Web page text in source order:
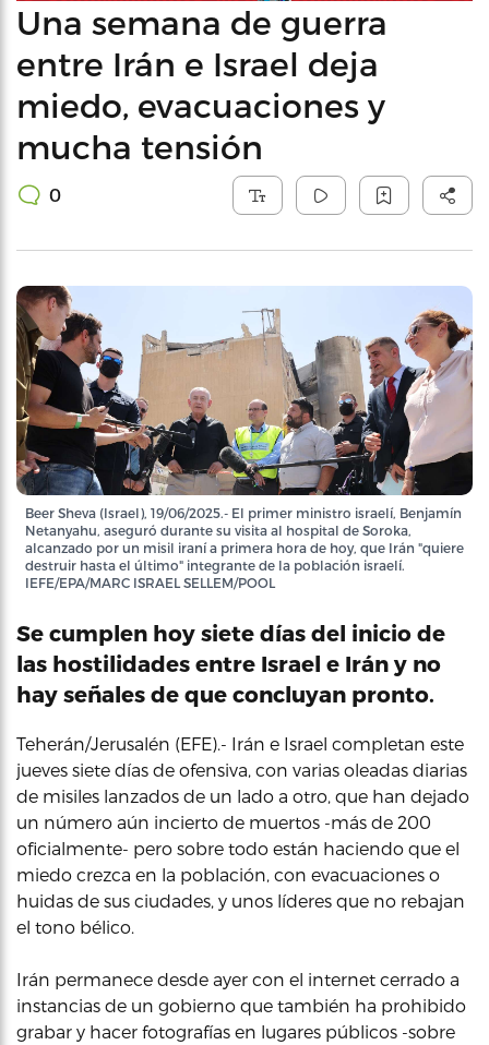
Una semana de guerra
entre Irán e Israel deja
miedo, evacuaciones y
mucha tensión
0
Beer Sheva (Israel), 19/06/2025.- El primer ministro israelí, Benjamín
Netanyahu, aseguró durante su visita al hospital de Soroka,
alcanzado por un misil iraní a primera hora de hoy, que Irán "quiere
destruir hasta el último" integrante de la población israelí.
IEFE/EPA/MARC ISRAEL SELLEM/POOL
Se cumplen hoy siete días del inicio de
las hostilidades entre Israel e Irán y no
hay señales de que concluyan pronto.
Teherán/Jerusalén (EFE).- Irán e Israel completan este
jueves siete días de ofensiva, con varias oleadas diarias
de misiles lanzados de un lado a otro, que han dejado
un número aún incierto de muertos -más de 200
oficialmente- pero sobre todo están haciendo que el
miedo crezca en la población, con evacuaciones o
huidas de sus ciudades, y unos líderes que no rebajan
el tono bélico.
Irán permanece desde ayer con el internet cerrado a
instancias de un gobierno que también ha prohibido
grabar y hacer fotografías en lugares públicos -sobre